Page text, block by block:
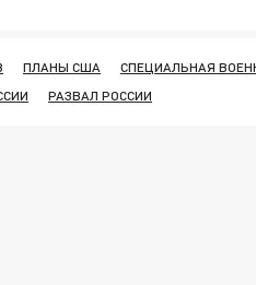
ПЛАНЫ США
СПЕЦИАЛЬНАЯ
РАЗВАЛ РОССИИ